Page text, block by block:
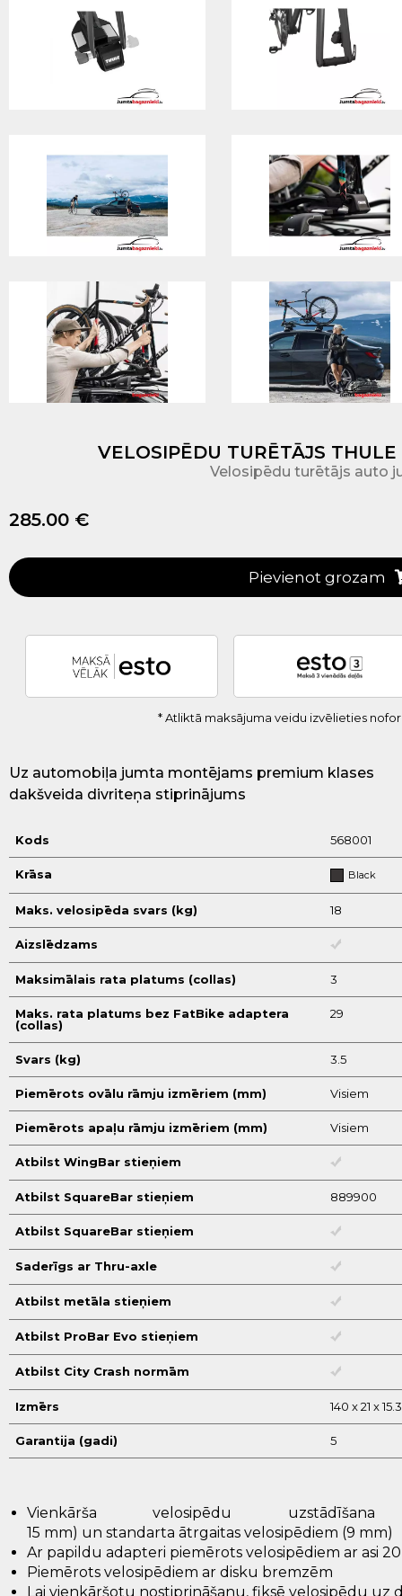
VELOSIPĒDU TURĒTĀJS
Velosipēdu turētājs auto
285.00 €
Pievienot grozam
* Atliktā maksājuma veidu izvēlieties
Uz automobiļa jumta montējams premium klases
dakšveida divriteņa stiprinājums
Kods 568001
Krāsa Black
Maks. velosipēda svars (kg) 18
Aizslēdzams
Maksimālais rata platums (collas) 3
Maks. rata platums bez FatBike adaptera
(collas)
29
Svars (kg) 3.5
Piemērots ovālu rāmju izmēriem (mm) Visiem
Piemērots apaļu rāmju izmēriem (mm) Visiem
Atbilst WingBar stieņiem
Atbilst SquareBar stieņiem 889900
Atbilst SquareBar stieņiem
Saderīgs ar Thru-axle
Atbilst metāla stieņiem
Atbilst ProBar Evo stieņiem
Atbilst City Crash normām
Izmērs 140 x 21 x
Garantija (gadi) 5
Vienkārša velosipēdu
uzstādīšana
15 mm) un standarta ātrgaitas velosipēdiem (9 mm)
Ar papildu adapteri piemērots velosipēdiem ar asi 20
Piemērots velosipēdiem ar disku bremzēm
Lai vienkāršotu nostiprināšanu, fiksē velosipēdu uz